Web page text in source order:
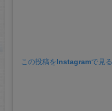
この投稿をInstagramで見る